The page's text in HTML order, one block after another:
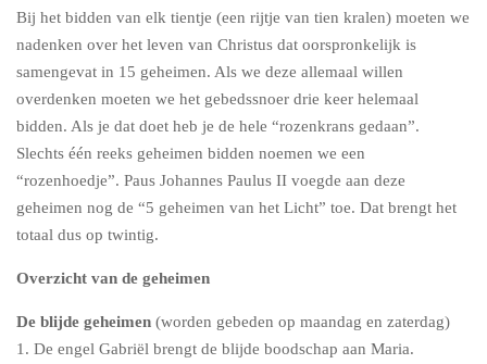
Bij het bidden van elk tientje (een rijtje van tien kralen) moeten we
nadenken over het leven van Christus dat oorspronkelijk is
samengevat in 15 geheimen. Als we deze allemaal willen
overdenken moeten we het gebedssnoer drie keer helemaal
bidden. Als je dat doet heb je de hele “rozenkrans gedaan”.
Slechts één reeks geheimen bidden noemen we een
“rozenhoedje”. Paus Johannes Paulus II voegde aan deze
geheimen nog de “5 geheimen van het Licht” toe. Dat brengt het
totaal dus op twintig.
Overzicht van de geheimen
De blijde geheimen (worden gebeden op maandag en zaterdag)
1. De engel Gabriël brengt de blijde boodschap aan Maria.